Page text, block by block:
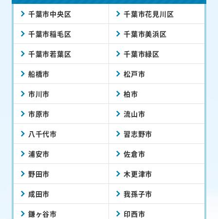
千葉市中央区 千葉市花見川区
千葉市稲毛区 千葉市美浜区
千葉市若葉区 千葉市緑区
船橋市 松戸市
市川市 柏市
市原市 流山市
八千代市 習志野市
浦安市 佐倉市
野田市 木更津市
成田市 我孫子市
鎌ヶ谷市 印西市